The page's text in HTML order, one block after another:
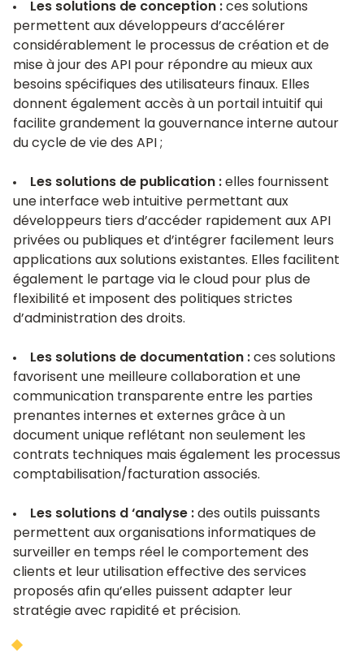
Les solutions de conception : ces solutions
permettent aux développeurs d’accélérer
considérablement le processus de création et de
mise à jour des API pour répondre au mieux aux
besoins spécifiques des utilisateurs finaux. Elles
donnent également accès à un portail intuitif qui
facilite grandement la gouvernance interne autour
du cycle de vie des API ;
Les solutions de publication : elles fournissent
une interface web intuitive permettant aux
développeurs tiers d’accéder rapidement aux API
privées ou publiques et d’intégrer facilement leurs
applications aux solutions existantes. Elles facilitent
également le partage via le cloud pour plus de
flexibilité et imposent des politiques strictes
d’administration des droits.
Les solutions de documentation : ces solutions
favorisent une meilleure collaboration et une
communication transparente entre les parties
prenantes internes et externes grâce à un
document unique reflétant non seulement les
contrats techniques mais également les processus
comptabilisation/facturation associés.
Les solutions d ‘analyse : des outils puissants
permettent aux organisations informatiques de
surveiller en temps réel le comportement des
clients et leur utilisation effective des services
proposés afin qu’elles puissent adapter leur
stratégie avec rapidité et précision.